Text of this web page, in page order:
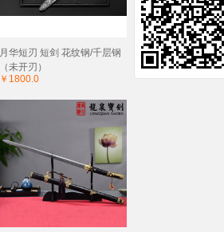
月华短刃 短剑 花纹钢/千层钢
（未开刃）
￥1800.0